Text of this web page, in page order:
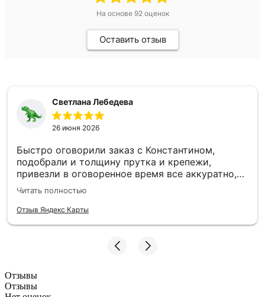
На основе 92 оценок
Оставить отзыв
Светлана Лебедева
26 июня 2026
Быстро оговорили заказ с Константином,
подобрали и толщину прутка и крепежи,
привезли в оговоренное время все аккуратно,
заборные пролеты теперь радуют глаз и ждут
монтажа. Единственное то, что при доставке не
було терминала, наличку, чтобы без сдачи найти
Читать полностью
Отзыв Яндекс Карты
Отзывы
Отзывы